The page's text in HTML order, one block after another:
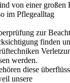
von einer großen
im Pflegealltag
zur
finden
werden.
diese
unsere